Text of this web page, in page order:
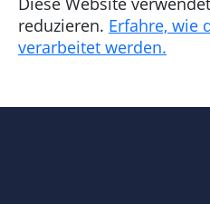
reduzieren. Erfahre, wie
verarbeitet werden.